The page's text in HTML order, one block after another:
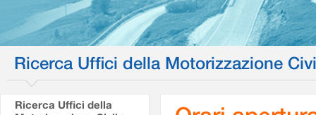
Ricerca Uffici della Motorizzazione
Ricerca Uffici della